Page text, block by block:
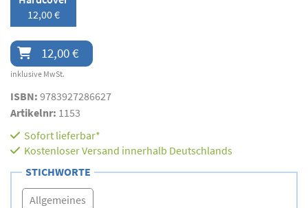
12,00 €
12,00 €
inklusive MwSt.
ISBN: 9783927286627
Artikelnr: 1153
Sofort lieferbar*
Kostenloser Versand innerhalb Deutschlands
STICHWORTE
Allgemeines